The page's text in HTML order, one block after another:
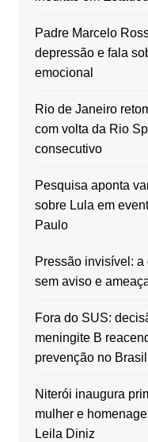
Padre Marcelo
depressão e fala
emocional
Rio de Janeiro
com volta da Rio
consecutivo
Pesquisa aponta
sobre Lula em
Paulo
Pressão invisível:
sem aviso e
Fora do SUS:
meningite B
prevenção no Brasil
Niterói inaugura
mulher e
Leila Diniz